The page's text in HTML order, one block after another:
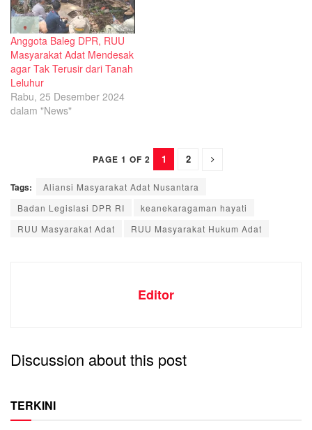
Anggota Baleg DPR, RUU
Masyarakat Adat Mendesak
agar Tak Terusir dari Tanah
Leluhur
Rabu, 25 Desember 2024
dalam "News"
PAGE 1 OF 2 1 2
Tags:
Aliansi Masyarakat Adat Nusantara
Badan Legislasi DPR RI
keanekaragaman hayati
RUU Masyarakat Adat
RUU Masyarakat Hukum Adat
Editor
Discussion about this post
TERKINI